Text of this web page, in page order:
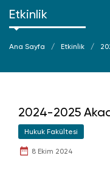
Etkinlik
Ana Sayfa Etkinlik
2024-2025
Hukuk Fakültesi
8 Ekim 2024